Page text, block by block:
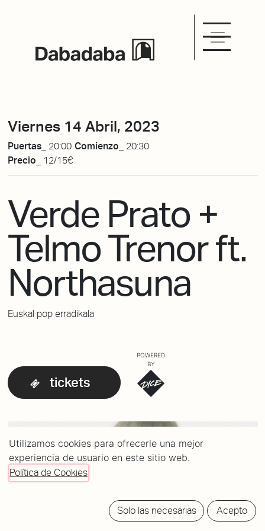
Viernes 14 Abril, 2023
Puertas_ 20:00 Comienzo_ 20:30
Precio_
12/15€
Verde Prato +
Telmo Trenor ft.
Northasuna
Euskal pop erradikala
tickets
POWERED
BY
Utilizamos cookies para ofrecerle una mejor
experiencia de usuario en este sitio web.
Política de Cookies
Solo las necesarias Acepto